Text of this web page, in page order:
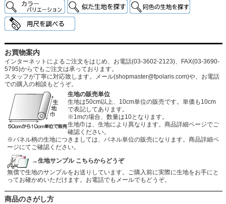
お買物案内
インターネットによるご注文をはじめ、お電話(03-3602-2123)、FAX(03-3690-
5795)からでもご注文は承っております。
スタッフが丁寧に対応致します。メール(shopmaster@fpolaris.com)や、お電話
での購入の相談もどうぞ。
生地の販売単位
生地は50cm以上、10cm単位の販売です。単価も10cm
で表記してあります。
※1mの場合、数量は10となります。
生地巾は、生地により異なります。商品詳細ページでご
確認ください。
※パネル柄の生地につきましては、パネル単位の販売になります。商品詳細ペ
ージにてご確認ください。
→生地サンプル こちらからどうぞ
無償で生地のサンプルをお送りしています。ご購入前に実際に生地をお手にと
ってお確かめいただけます。お電話でもメールでもどうぞ。
商品のさがし方